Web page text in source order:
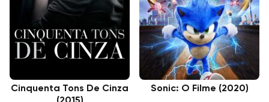
Cinquenta Tons De Cinza
Sonic: O Filme (2020)